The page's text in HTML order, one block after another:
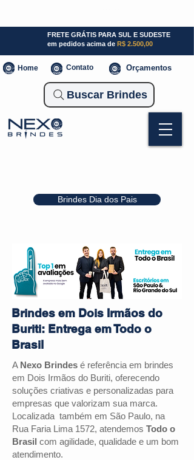
Brindes Dia dos Pais
FRETE GRÁTIS PARA SUL E SUDESTE
em pedidos acima de R$ 2.500,00
Home Contato Orçamentos
Buscar Brindes
Brindes em Dois Irmãos do
Buriti: Entrega em Todo o
Brasil
A Nexo Brindes é referência em brindes
em Dois Irmãos do Buriti, oferecendo
soluções criativas e personalizadas para
empresas que valorizam sua marca.
Localizada também em São Paulo, na
Rua Faria Lima 1572, atendemos Todo o
Brasil com agilidade, qualidade e um bom
atendimento.